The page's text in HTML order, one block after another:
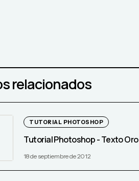
relacionados
TUTORIAL PHOTOSHOP
Tutorial Photoshop - Texto Oro
18 de septiembre de 2012